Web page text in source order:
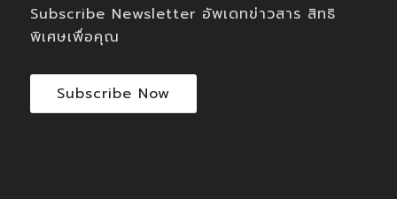
Subscribe Newsletter อัพเดทข่าวสาร สิทธิ
พิเศษเพื่อคุณ
Subscribe Now